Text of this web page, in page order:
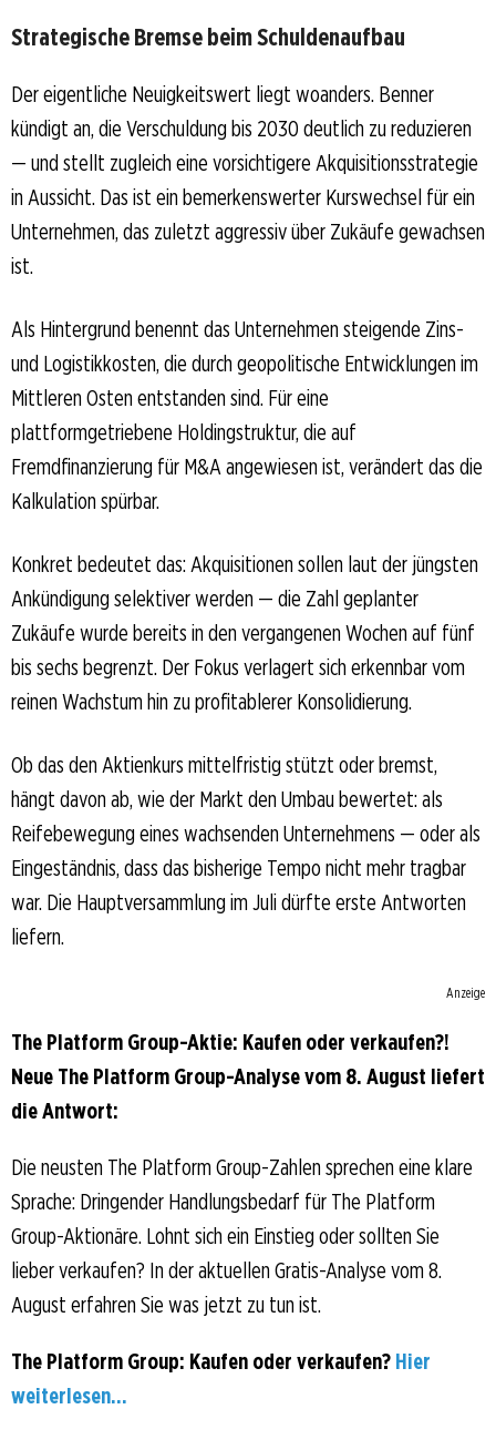
Strategische Bremse beim Schuldenaufbau
Der eigentliche Neuigkeitswert liegt woanders. Benner
kündigt an, die Verschuldung bis 2030 deutlich zu reduzieren
— und stellt zugleich eine vorsichtigere Akquisitionsstrategie
in Aussicht. Das ist ein bemerkenswerter Kurswechsel für ein
Unternehmen, das zuletzt aggressiv über Zukäufe gewachsen
ist.
Als Hintergrund benennt das Unternehmen steigende Zins-
und Logistikkosten, die durch geopolitische Entwicklungen im
Mittleren Osten entstanden sind. Für eine
plattformgetriebene Holdingstruktur, die auf
Fremdfinanzierung für M&A angewiesen ist, verändert das die
Kalkulation spürbar.
Konkret bedeutet das: Akquisitionen sollen laut der jüngsten
Ankündigung selektiver werden — die Zahl geplanter
Zukäufe wurde bereits in den vergangenen Wochen auf fünf
bis sechs begrenzt. Der Fokus verlagert sich erkennbar vom
reinen Wachstum hin zu profitablerer Konsolidierung.
Ob das den Aktienkurs mittelfristig stützt oder bremst,
hängt davon ab, wie der Markt den Umbau bewertet: als
Reifebewegung eines wachsenden Unternehmens — oder als
Eingeständnis, dass das bisherige Tempo nicht mehr tragbar
war. Die Hauptversammlung im Juli dürfte erste Antworten
liefern.
Anzeige
The Platform Group-Aktie: Kaufen oder verkaufen?!
Neue The Platform Group-Analyse vom 8. August liefert
die Antwort:
Die neusten The Platform Group-Zahlen sprechen eine klare
Sprache: Dringender Handlungsbedarf für The Platform
Group-Aktionäre. Lohnt sich ein Einstieg oder sollten Sie
lieber verkaufen? In der aktuellen Gratis-Analyse vom 8.
August erfahren Sie was jetzt zu tun ist.
The Platform Group: Kaufen oder verkaufen? Hier
weiterlesen...